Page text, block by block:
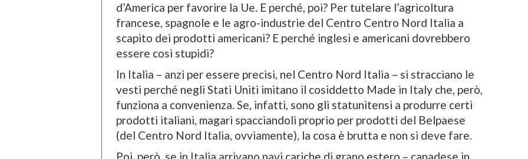
d’America per favorire la Ue. E perché, poi? Per tutelare l’agricoltura
francese, spagnole e le agro-industrie del Centro Centro Nord Italia a
scapito dei prodotti americani? E perché inglesi e americani dovrebbero
essere così stupidi?
In Italia – anzi per essere precisi, nel Centro Nord Italia – si stracciano le
vesti perché negli Stati Uniti imitano il cosiddetto Made in Italy che, però,
funziona a convenienza. Se, infatti, sono gli statunitensi a produrre certi
prodotti italiani, magari spacciandoli proprio per prodotti del Belpaese
(del Centro Nord Italia, ovviamente), la cosa è brutta e non si deve fare.